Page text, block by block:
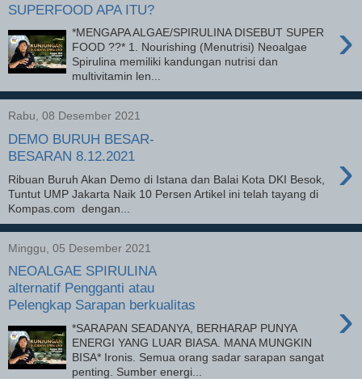
SUPERFOOD APA ITU?
›
*MENGAPA ALGAE/SPIRULINA DISEBUT SUPER
FOOD ??* 1. Nourishing (Menutrisi) Neoalgae
Spirulina memiliki kandungan nutrisi dan
multivitamin len...
Rabu, 08 Desember 2021
DEMO BURUH BESAR-
BESARAN 8.12.2021
›
Ribuan Buruh Akan Demo di Istana dan Balai Kota DKI Besok,
Tuntut UMP Jakarta Naik 10 Persen Artikel ini telah tayang di
Kompas.com dengan...
Minggu, 05 Desember 2021
NEOALGAE SPIRULINA
alternatif Pengganti atau
Pelengkap Sarapan berkualitas
›
*SARAPAN SEADANYA, BERHARAP PUNYA
ENERGI YANG LUAR BIASA. MANA MUNGKIN
BISA* Ironis. Semua orang sadar sarapan sangat
penting. Sumber energi...